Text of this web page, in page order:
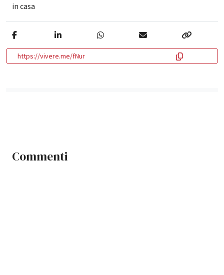
in casa
https://vivere.me/fNur
Commenti